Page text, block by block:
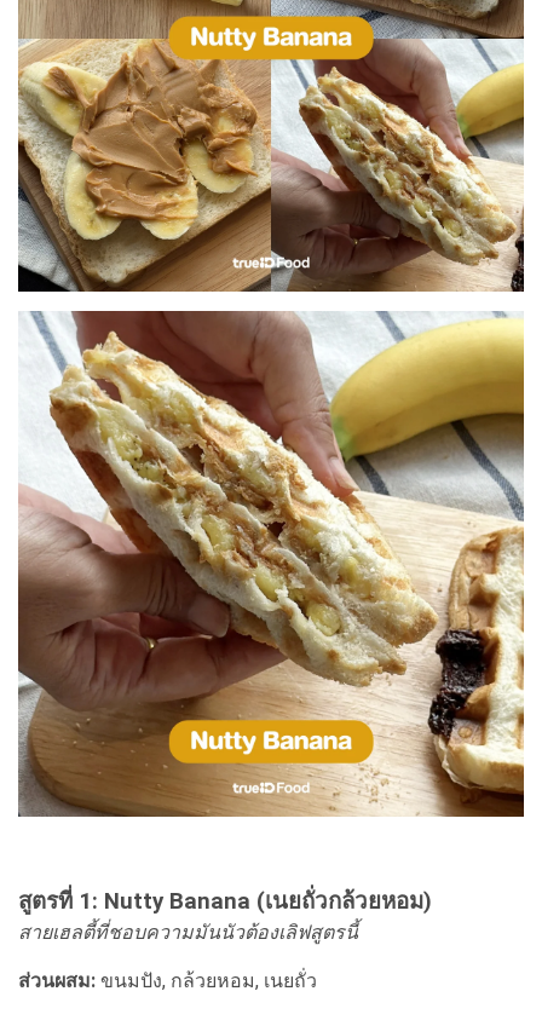
สูตรที่ 1: Nutty Banana (เนยถั่วกล้วยหอม)
สายเฮลตี้ที่ชอบความมันนัวต้องเลิฟสูตรนี้
ส่วนผสม: ขนมปัง, กล้วยหอม, เนยถั่ว